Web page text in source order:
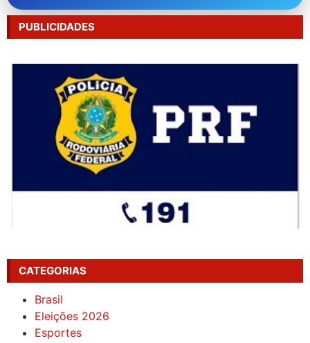
PUBLICIDADES
CATEGORIAS
Brasil
Eleições 2026
Esportes